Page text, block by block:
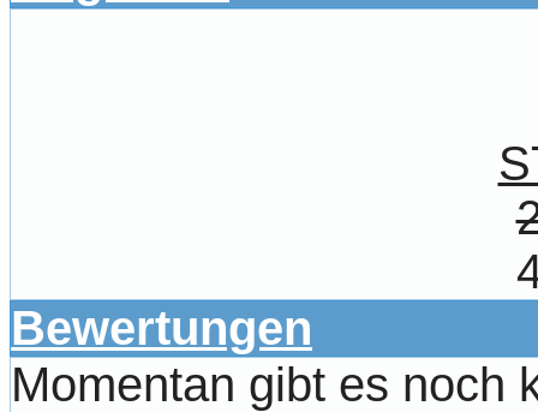
Bewertungen
Momentan gibt es noch